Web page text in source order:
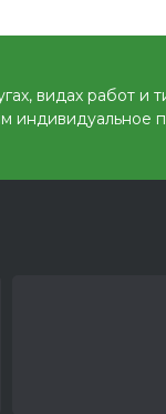
видах работ и
индивидуальное